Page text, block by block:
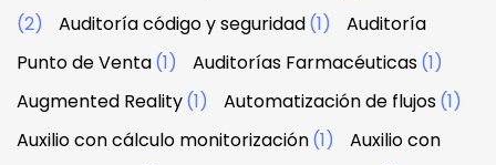
(2)
Auditoría código y seguridad(1)
Auditoría
Punto de Venta(1) Auditorías Farmacéuticas(1)
Augmented Reality(1) Automatización de flujos(1)
Auxilio con cálculo monitorización(1)
Auxilio con